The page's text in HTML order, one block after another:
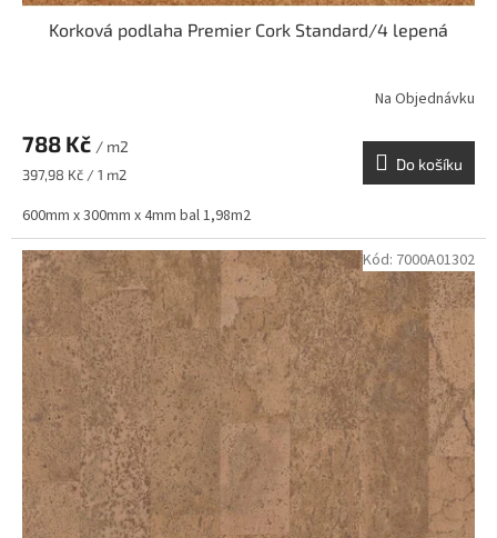
Korková podlaha Premier Cork Standard/4 lepená
Na Objednávku
788 Kč / m2
Měrná
397,98 Kč / 1 m2
Do košíku
600mm x 300mm x 4mm bal 1,98m2
Kód: 7000A01302